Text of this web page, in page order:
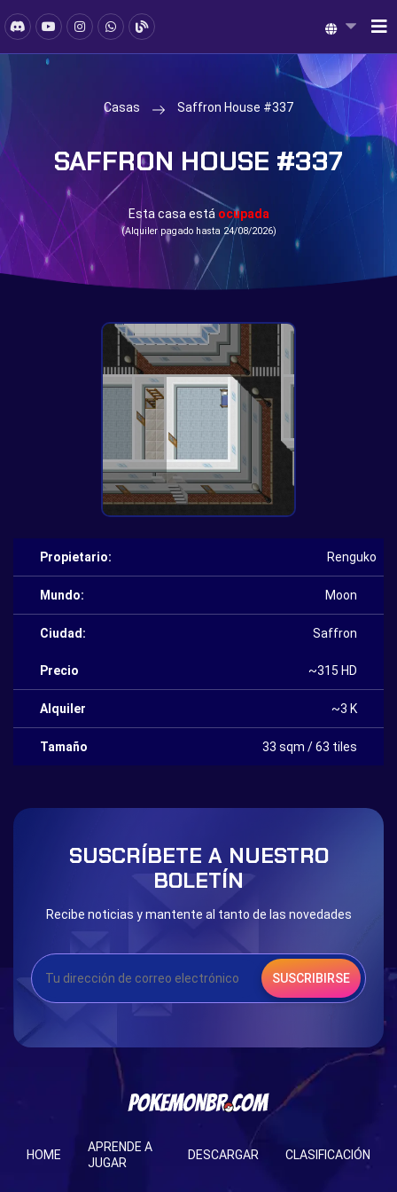
Casas Saffron House #337
SAFFRON HOUSE #337
Esta casa está ocupada
(Alquiler pagado hasta 24/08/2026)
Propietario: Renguko
Mundo: Moon
Ciudad: Saffron
Precio ~315 HD
Alquiler ~3 K
Tamaño 33 sqm / 63 tiles
SUSCRÍBETE A NUESTRO
BOLETÍN
Recibe noticias y mantente al tanto de las novedades
SUSCRIBIRSE
HOME
APRENDE A
JUGAR
DESCARGAR CLASIFICACIÓN